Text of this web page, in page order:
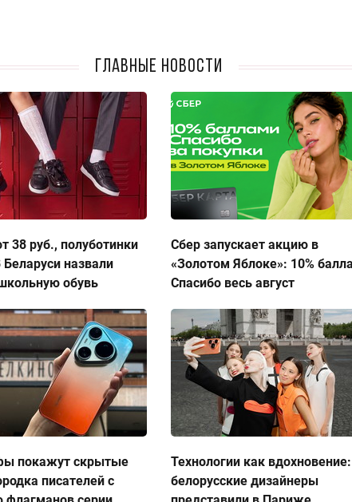
Главные новости
38 руб., полуботинки
Беларуси назвали
обувь
Сбер запускает акцию в
«Золотом Яблоке»: 10%
Спасибо весь август
покажут скрытые
писателей с
Технологии как вдохновение:
белорусские дизайнеры